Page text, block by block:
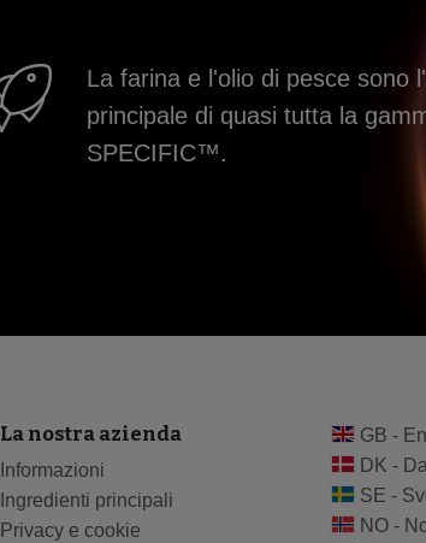
La farina e l'olio di pesce sono
principale di quasi tutta la
SPECIFIC™.
La nostra azienda
Informazioni
Ingredienti principali
Privacy e cookie
GB -
DK -
SE -
NO -